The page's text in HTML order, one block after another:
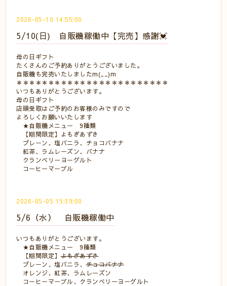
2026-05-10 14:55:00
5/10(日) 自販機稼働中【完売】感謝💓
母の日ギフト
たくさんのご予約ありがとうございました。
自販機も完売いたしましたm(__)m
＊＊＊＊＊＊＊＊＊＊＊＊＊＊＊＊＊＊＊＊＊＊＊＊
いつもありがとうございます。
母の日ギフト
店頭受取はご予約のお客様のみですので
よろしくお願いいたします
★自販機メニュー 9種類
【期間限定】よもぎあずき
プレーン、塩バニラ、チョコバナナ
紅茶、ラムレーズン、バナナ
クランベリーヨーグルト
コーヒーマーブル
2026-05-05 15:39:00
5/6（水） 自販機稼働中
いつもありがとうございます。
★自販機メニュー 9種類
【期間限定】よもぎあずき
プレーン、塩バニラ、チョコバナナ
オレンジ、紅茶、ラムレーズン
コーヒーマーブル、クランベリーヨーグルト